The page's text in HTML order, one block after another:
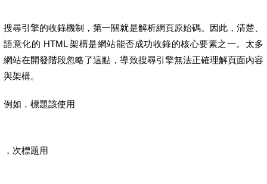
搜尋引擎的收錄機制，第一關就是解析網頁原始碼。因此，清楚、
語意化的 HTML 架構是網站能否成功收錄的核心要素之一。太多
網站在開發階段忽略了這點，導致搜尋引擎無法正確理解頁面內容
與架構。
例如，標題該使用
，次標題用